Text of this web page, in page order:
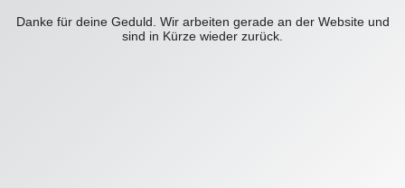
Danke für deine Geduld. Wir arbeiten gerade an der Website und
sind in Kürze wieder zurück.